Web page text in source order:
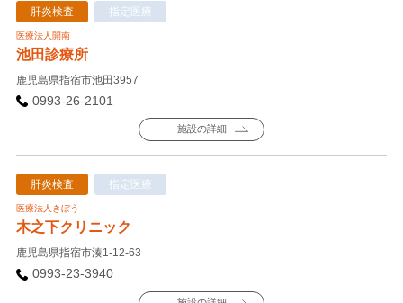
肝炎検査 指定医療
医療法人開南
池田診療所
鹿児島県指宿市池田3957
0993-26-2101
施設の詳細
肝炎検査 指定医療
医療法人きぼう
木之下クリニック
鹿児島県指宿市湊1-12-63
0993-23-3940